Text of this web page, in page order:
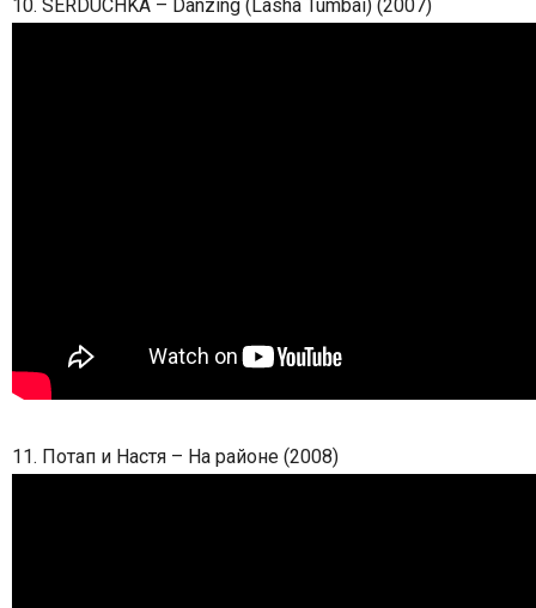
10. SERDUCHKA – Danzing (Lasha Tumbai) (2007)
11. Потап и Настя – На районе (2008)